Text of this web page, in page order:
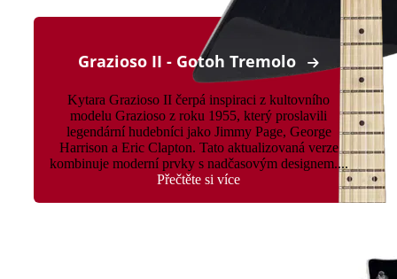
Grazioso II - Gotoh Tremolo
Kytara Grazioso II čerpá inspiraci z kultovního
modelu Grazioso z roku 1955, který proslavili
legendární hudebníci jako Jimmy Page, George
Harrison a Eric Clapton. Tato aktualizovaná verze
kombinuje moderní prvky s nadčasovým designem....
Přečtěte si více